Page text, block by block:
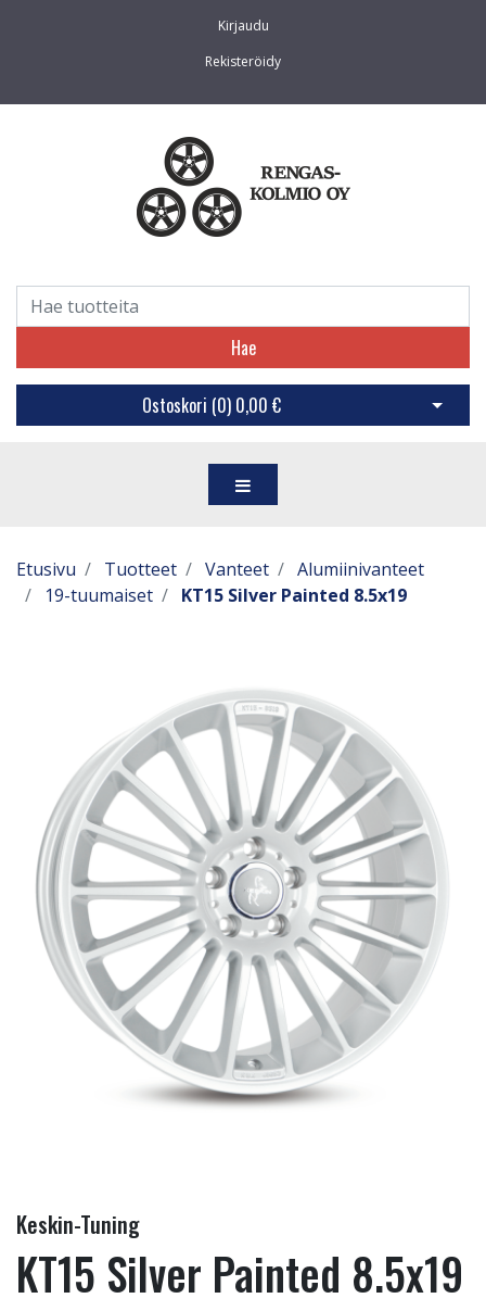
Kirjaudu
Rekisteröidy
Hae
Ostoskori (0) 0,00 € Avaa
Etusivu Tuotteet Vanteet
Alumiinivanteet
19-tuumaiset
KT15 Silver Painted 8.5x19
Keskin-Tuning
KT15 Silver Painted 8.5x19